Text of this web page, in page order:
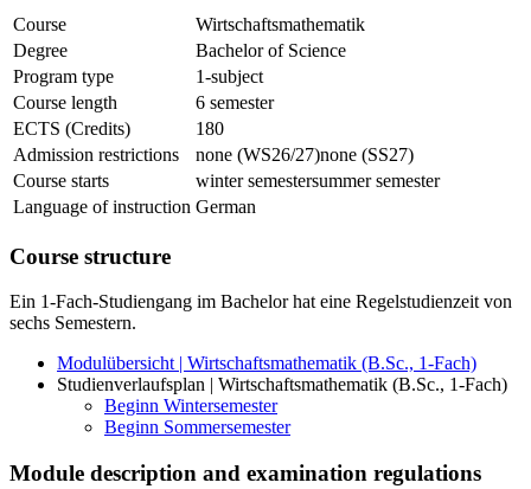
Course
Wirtschaftsmathematik
Degree
Bachelor of Science
Program type
1-subject
Course length
6 semester
ECTS (Credits)
180
Admission restrictions
none (WS26/27)none (SS27)
Course starts
winter semestersummer semester
Language of instruction German
Course structure
Ein 1-Fach-Studiengang im Bachelor hat eine Regelstudienzeit von
sechs Semestern.
Modulübersicht | Wirtschaftsmathematik (B.Sc., 1-Fach)
Studienverlaufsplan | Wirtschaftsmathematik (B.Sc., 1-Fach)
Beginn Wintersemester
Beginn Sommersemester
Module description and examination regulations